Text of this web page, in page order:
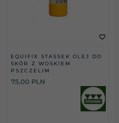
EQUIFIX STASSEK OLEJ DO
SKÓR Z WOSKIEM
PSZCZELIM
75,00 PLN